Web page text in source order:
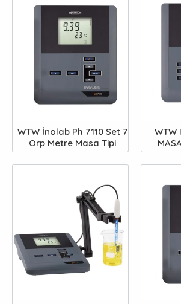
WTW İnolab Ph 7110 Set 7
Orp Metre Masa Tipi
WTW